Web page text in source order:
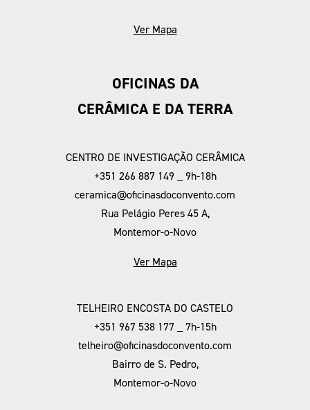
Ver Mapa
OFICINAS DA
CERÂMICA E DA TERRA
CENTRO DE INVESTIGAÇÃO CERÂMICA
+351 266 887 149 _ 9h-18h
ceramica@oficinasdoconvento.com
Rua Pelágio Peres 45 A,
Montemor-o-Novo
Ver Mapa
TELHEIRO ENCOSTA DO CASTELO
+351 967 538 177 _ 7h-15h
telheiro@oficinasdoconvento.com
Bairro de S. Pedro,
Montemor-o-Novo